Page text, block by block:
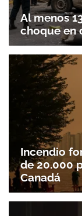
Gracias
Al menos
choque en
Incendio
de 20.000
Canadá